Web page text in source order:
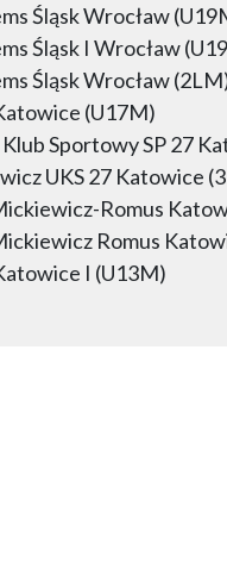
Śląsk Wrocław
Śląsk I Wrocław
Śląsk Wrocław
(U17M)
Sportowy SP 27
UKS 27 Katowice
Romus
Romus
I (U13M)